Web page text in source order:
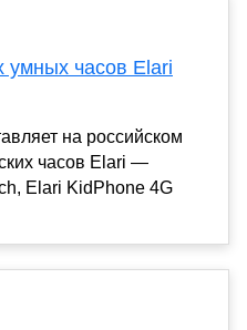
умных часов Elari
на российском
часов Elari —
Elari KidPhone 4G